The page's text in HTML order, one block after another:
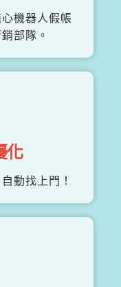
機器人假帳
部隊。
化
動找上門！